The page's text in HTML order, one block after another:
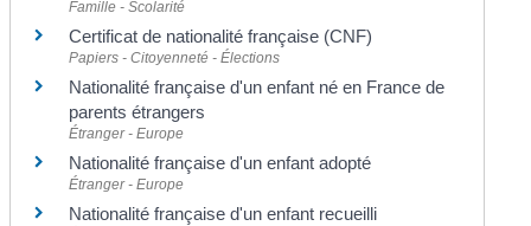
Famille - Scolarité
Certificat de nationalité française (CNF)
Papiers - Citoyenneté - Élections
Nationalité française d'un enfant né en France de
parents étrangers
Étranger - Europe
Nationalité française d'un enfant adopté
Étranger - Europe
Nationalité française d'un enfant recueilli